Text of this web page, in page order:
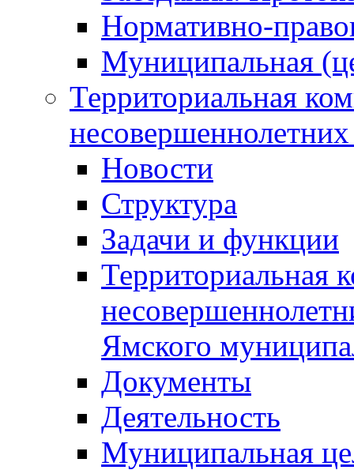
Нормативно-
Муниципальная
Территориальная
Новости
Структура
Задачи и функции
Территориальная
Ямского
Документы
Деятельность
Муниципальная